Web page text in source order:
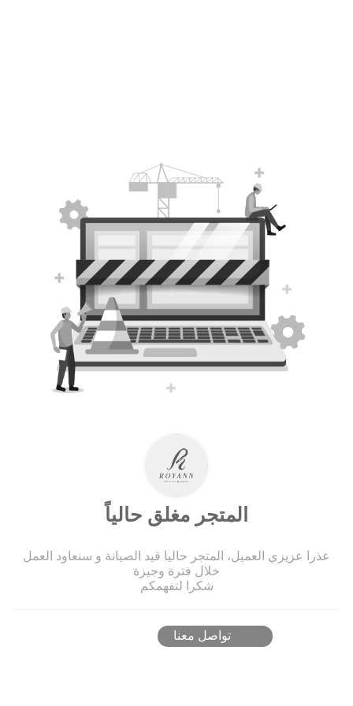
المتجر مغلق حالياً
عذرا عزيزي العميل، المتجر حاليا قيد الصيانة و سنعاود العمل
خلال فترة وجيزة
شكرا لتفهمكم
تواصل معنا